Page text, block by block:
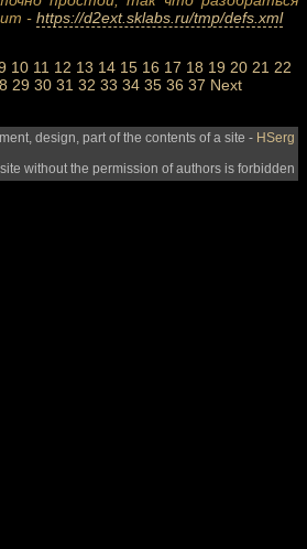
- https://d2ext.sklabs.ru/tmp/defs.xml
10 11 12 13 14 15 16 17 18 19 20 21 22
29 30 31 32 33 34 35 36 37 Next
design, part of the contents of a site - HSerg
without the permission of authors is forbidden